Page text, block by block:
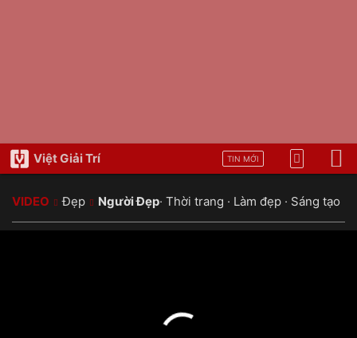
Việt Giải Trí TIN MỚI
VIDEO Đẹp Người Đẹp· Thời trang · Làm đẹp · Sáng tạo